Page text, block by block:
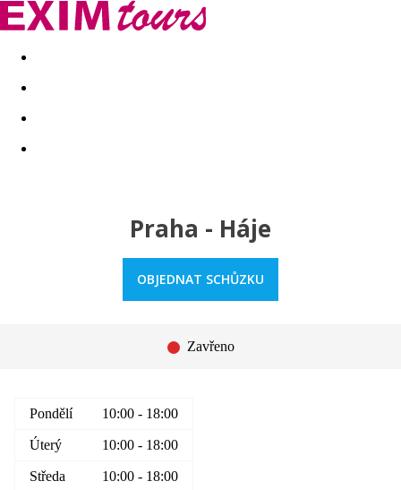
Akční nabídky Last minute
Praha - Háje
OBJEDNAT SCHŮZKU
Zavřeno
Pondělí 10:00 - 18:00
Úterý 10:00 - 18:00
Středa 10:00 - 18:00